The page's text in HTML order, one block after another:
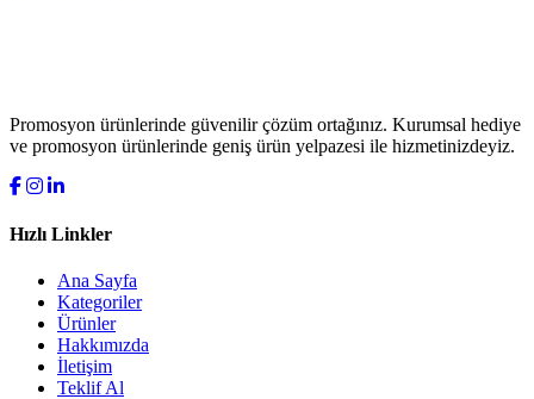
Promosyon ürünlerinde güvenilir çözüm ortağınız. Kurumsal hediye
ve promosyon ürünlerinde geniş ürün yelpazesi ile hizmetinizdeyiz.
Hızlı Linkler
Ana Sayfa
Kategoriler
Ürünler
Hakkımızda
İletişim
Teklif Al